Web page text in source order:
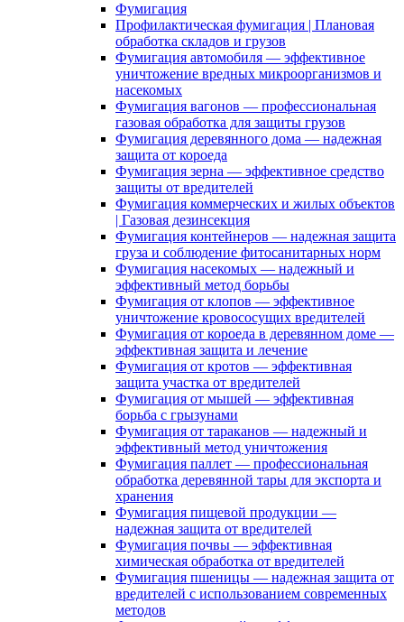
Фумигация
Профилактическая фумигация | Плановая
обработка складов и грузов
Фумигация автомобиля — эффективное
уничтожение вредных микроорганизмов и
насекомых
Фумигация вагонов — профессиональная
газовая обработка для защиты грузов
Фумигация деревянного дома — надежная
защита от короеда
Фумигация зерна — эффективное средство
защиты от вредителей
Фумигация коммерческих и жилых объектов
| Газовая дезинсекция
Фумигация контейнеров — надежная защита
груза и соблюдение фитосанитарных норм
Фумигация насекомых — надежный и
эффективный метод борьбы
Фумигация от клопов — эффективное
уничтожение кровососущих вредителей
Фумигация от короеда в деревянном доме —
эффективная защита и лечение
Фумигация от кротов — эффективная
защита участка от вредителей
Фумигация от мышей — эффективная
борьба с грызунами
Фумигация от тараканов — надежный и
эффективный метод уничтожения
Фумигация паллет — профессиональная
обработка деревянной тары для экспорта и
хранения
Фумигация пищевой продукции —
надежная защита от вредителей
Фумигация почвы — эффективная
химическая обработка от вредителей
Фумигация пшеницы — надежная защита от
вредителей с использованием современных
методов